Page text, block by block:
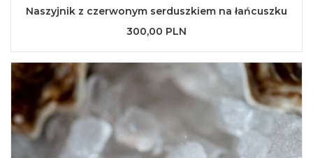
Naszyjnik z czerwonym serduszkiem na łańcuszku
300,00 PLN